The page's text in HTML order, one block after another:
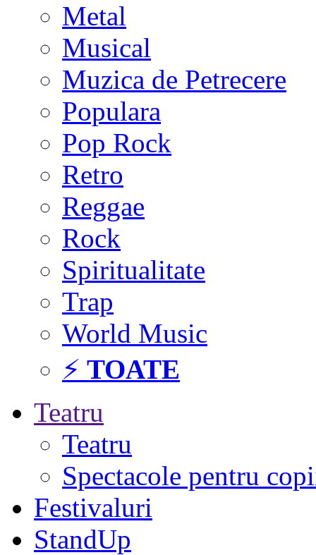
Metal
Musical
Muzica de Petrecere
Populara
Pop Rock
Retro
Reggae
Rock
Spiritualitate
Trap
World Music
⚡ TOATE
Teatru
Teatru
Spectacole pentru
Festivaluri
StandUp